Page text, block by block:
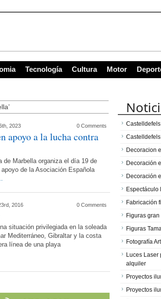
Tecnología Cultura Motor
2023 0 Comments
apoyo a la lucha contra
de Marbella organiza el día 19 de
de la Asociación Española
2016 0 Comments
situación privilegiada en la soleada
Mediterráneo, Gibraltar y la costa
línea de una playa
Decoracion
Decoración
Decoración
Espectáculo
Fabricación
Figuras
Figuras
Fotografía
Luces Laser
alquiler
Proyectos
Proyectos